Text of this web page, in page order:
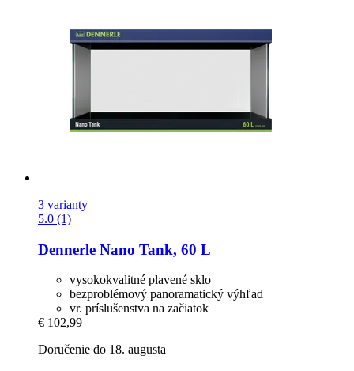
3 varianty
5.0 (1)
Dennerle Nano Tank, 60 L
vysokokvalitné plavené sklo
bezproblémový panoramatický výhľad
vr. príslušenstva na začiatok
€ 102,99
Doručenie do 18. augusta